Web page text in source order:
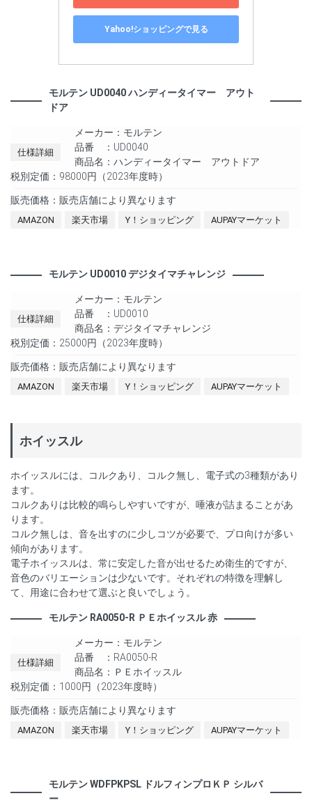
Yahoo!ショッピングで見る
モルテン UD0040 ハンディータイマー アウト
ドア
仕様詳細
メーカー：モルテン
品番 ：UD0040
商品名：ハンディータイマー アウトドア
税別定価：98000円（2023年度時）
販売価格：販売店舗により異なります
AMAZON 楽天市場 Y！ショッピング AUPAYマーケット
モルテン UD0010 デジタイマチャレンジ
仕様詳細
メーカー：モルテン
品番 ：UD0010
商品名：デジタイマチャレンジ
税別定価：25000円（2023年度時）
販売価格：販売店舗により異なります
AMAZON 楽天市場 Y！ショッピング AUPAYマーケット
ホイッスル
ホイッスルには、コルクあり、コルク無し、電子式の3種類があり
ます。
コルクありは比較的鳴らしやすいですが、唾液が詰まることがあ
ります。
コルク無しは、音を出すのに少しコツが必要で、プロ向けが多い
傾向があります。
電子ホイッスルは、常に安定した音が出せるため衛生的ですが、
音色のバリエーションは少ないです。それぞれの特徴を理解し
て、用途に合わせて選ぶと良いでしょう。
モルテン RA0050-R ＰＥホイッスル 赤
仕様詳細
メーカー：モルテン
品番 ：RA0050-R
商品名：ＰＥホイッスル
税別定価：1000円（2023年度時）
販売価格：販売店舗により異なります
AMAZON 楽天市場 Y！ショッピング AUPAYマーケット
モルテン WDFPKPSL ドルフィンプロＫＰ シルバ
ー